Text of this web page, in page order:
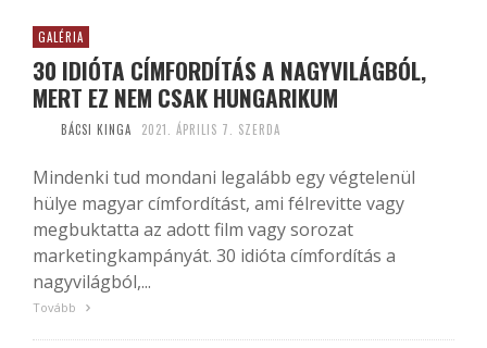
GALÉRIA
30 IDIÓTA CÍMFORDÍTÁS A NAGYVILÁGBÓL,
MERT EZ NEM CSAK HUNGARIKUM
BÁCSI KINGA 2021. ÁPRILIS 7. SZERDA
Mindenki tud mondani legalább egy végtelenül
hülye magyar címfordítást, ami félrevitte vagy
megbuktatta az adott film vagy sorozat
marketingkampányát. 30 idióta címfordítás a
nagyvilágból,...
Tovább